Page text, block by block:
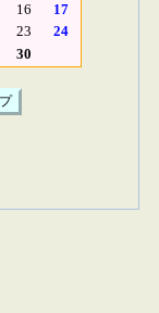
16
17
23
24
30